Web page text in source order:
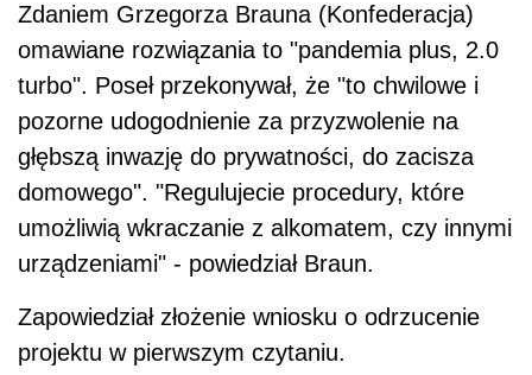
Zdaniem Grzegorza Brauna (Konfederacja)
omawiane rozwiązania to "pandemia plus, 2.0
turbo". Poseł przekonywał, że "to chwilowe i
pozorne udogodnienie za przyzwolenie na
głębszą inwazję do prywatności, do zacisza
domowego". "Regulujecie procedury, które
umożliwią wkraczanie z alkomatem, czy innymi
urządzeniami" - powiedział Braun.
Zapowiedział złożenie wniosku o odrzucenie
projektu w pierwszym czytaniu.